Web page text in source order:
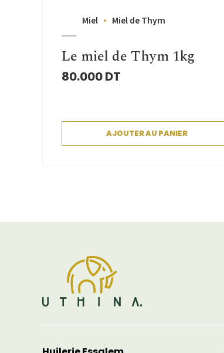
Miel Miel de Thym
Le miel de Thym 1kg
80.000DT
AJOUTER AU PANIER